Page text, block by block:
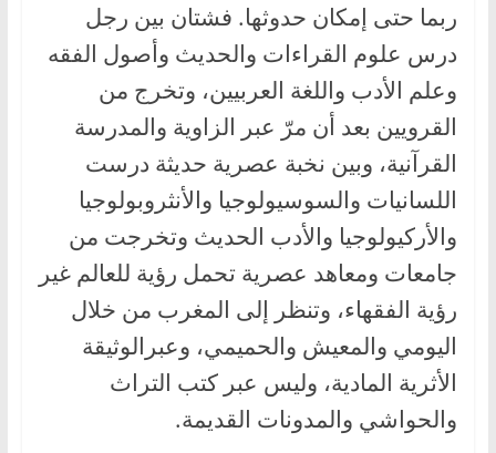
ربما حتى إمكان حدوثها. فشتان بين رجل
درس علوم القراءات والحديث وأصول الفقه
وعلم الأدب واللغة العربيين، وتخرج من
القرويين بعد أن مرّ عبر الزاوية والمدرسة
القرآنية، وبين نخبة عصرية حديثة درست
اللسانيات والسوسيولوجيا والأنثروبولوجيا
والأركيولوجيا والأدب الحديث وتخرجت من
جامعات ومعاهد عصرية تحمل رؤية للعالم غير
رؤية الفقهاء، وتنظر إلى المغرب من خلال
اليومي والمعيش والحميمي، وعبرالوثيقة
الأثرية المادية، وليس عبر كتب التراث
والحواشي والمدونات القديمة.